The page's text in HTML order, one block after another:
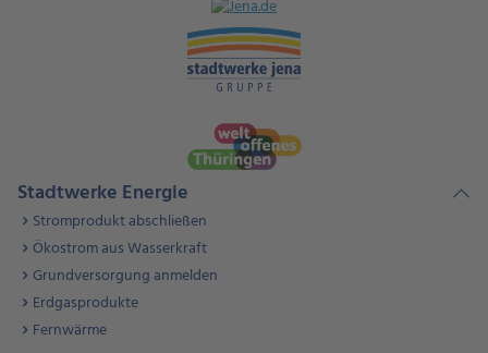
Stadtwerke Energie
Stromprodukt abschließen
Ökostrom aus Wasserkraft
Grundversorgung anmelden
Erdgasprodukte
Fernwärme